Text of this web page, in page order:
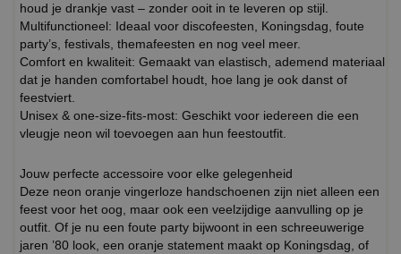
houd je drankje vast – zonder ooit in te leveren op stijl.
Multifunctioneel: Ideaal voor discofeesten, Koningsdag, foute
party’s, festivals, themafeesten en nog veel meer.
Comfort en kwaliteit: Gemaakt van elastisch, ademend materiaal
dat je handen comfortabel houdt, hoe lang je ook danst of
feestviert.
Unisex & one-size-fits-most: Geschikt voor iedereen die een
vleugje neon wil toevoegen aan hun feestoutfit.
Jouw perfecte accessoire voor elke gelegenheid
Deze neon oranje vingerloze handschoenen zijn niet alleen een
feest voor het oog, maar ook een veelzijdige aanvulling op je
outfit. Of je nu een foute party bijwoont in een schreeuwerige
jaren ’80 look, een oranje statement maakt op Koningsdag, of